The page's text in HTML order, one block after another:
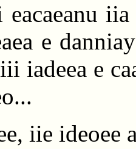
eacaeanu
e
iadeea e
iie ideoee